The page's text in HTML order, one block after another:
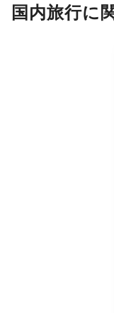
国内旅行に